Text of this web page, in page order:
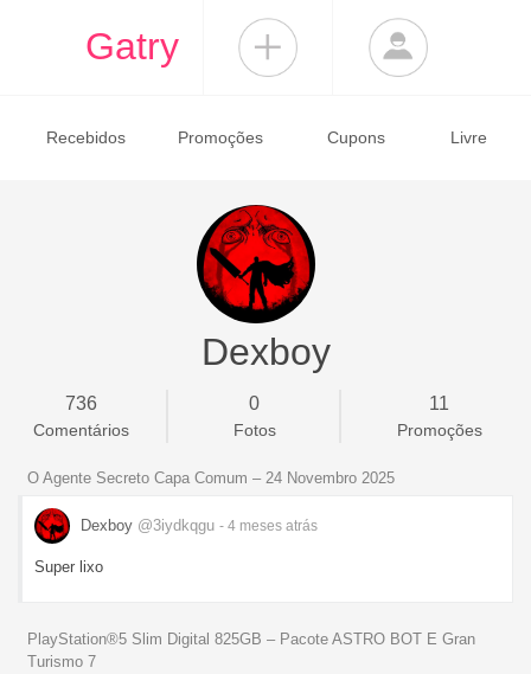
Gatry
Recebidos Promoções Cupons Livre
Dexboy
736
Comentários
0
Fotos
11
Promoções
O Agente Secreto Capa Comum – 24 Novembro 2025
Dexboy @3iydkqgu - 4 meses atrás
Super lixo
PlayStation®5 Slim Digital 825GB – Pacote ASTRO BOT E Gran
Turismo 7